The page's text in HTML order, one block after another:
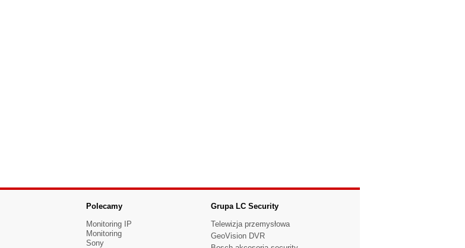
Polecamy
Monitoring IP
Monitoring
Sony
Grupa LC Security
Telewizja przemysłowa
GeoVision DVR